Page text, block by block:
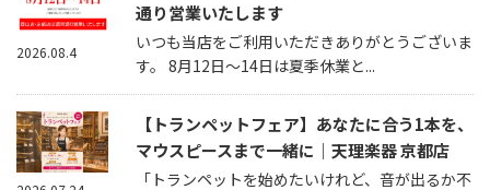
通り営業いたします
いつも当店をご利用いただきありがとうございま
す。 8月12日～14日は夏季休業と...
2026.08.4
【トランペットフェア】あなたに合う1本を、
マウスピースまで一緒に｜天理楽器 京都店
「トランペットを始めたいけれど、音が出るか不